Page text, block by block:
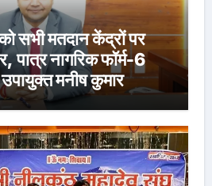
सभी मतदान केंद्रों पर
पात्र नागरिक फॉर्म-6
मनीष कुमार